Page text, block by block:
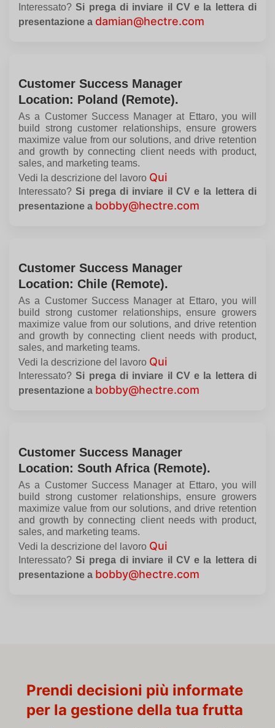
Interessato?Si prega di inviare il CV e la lettera di
presentazione a damian@hectre.com
Customer Success Manager
Location: Poland (Remote).
As a Customer Success Manager at Ettaro, you will
build strong customer relationships, ensure growers
maximize value from our solutions, and drive retention
and growth by connecting client needs with product,
sales, and marketing teams.
Vedi la descrizione del lavoro Qui
Interessato?Si prega di inviare il CV e la lettera di
presentazione a bobby@hectre.com
Customer Success Manager
Location: Chile (Remote).
As a Customer Success Manager at Ettaro, you will
build strong customer relationships, ensure growers
maximize value from our solutions, and drive retention
and growth by connecting client needs with product,
sales, and marketing teams.
Vedi la descrizione del lavoro Qui
Interessato?Si prega di inviare il CV e la lettera di
presentazione a bobby@hectre.com
Customer Success Manager
Location: South Africa (Remote).
As a Customer Success Manager at Ettaro, you will
build strong customer relationships, ensure growers
maximize value from our solutions, and drive retention
and growth by connecting client needs with product,
sales, and marketing teams.
Vedi la descrizione del lavoro Qui
Interessato?Si prega di inviare il CV e la lettera di
presentazione a bobby@hectre.com
Prendi decisioni più informate
per la gestione della tua frutta